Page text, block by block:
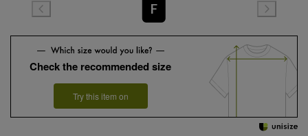
F
Check the recommended size
Try this item on